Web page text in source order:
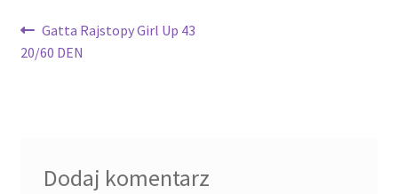
Nawigacja
wpisu
Poprzedni
wpis:
Gatta Rajstopy Girl Up 43
20/60 DEN
Dodaj komentarz